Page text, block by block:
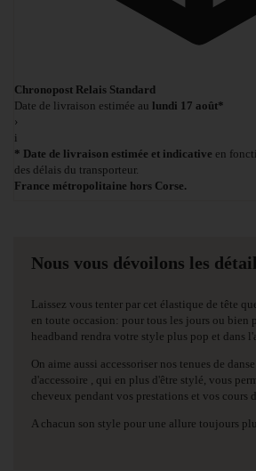
Chronopost Relais Standard
Date de livraison estimée au lundi 17 août*
›
i
* Date de livraison estimée et indicative en
des délais du transporteur.
France métropolitaine hors Corse.
Nous vous dévoilons les
Laissez vous tenter par cet élastique de tête
en toute occasion: pour tous les jours ou bien
headband rendra votre style plus pop et dans
On aime aussi accessoriser nos tenues de
d'accessoire , qui en plus d'être stylé, vous
cheveux pendant vos prestations et vos cours
A chacun son style pour une allure toujours